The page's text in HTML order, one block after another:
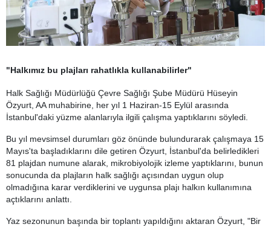
"Halkımız bu plajları rahatlıkla kullanabilirler"
Halk Sağlığı Müdürlüğü Çevre Sağlığı Şube Müdürü Hüseyin
Özyurt, AA muhabirine, her yıl 1 Haziran-15 Eylül arasında
İstanbul'daki yüzme alanlarıyla ilgili çalışma yaptıklarını söyledi.
Bu yıl mevsimsel durumları göz önünde bulundurarak çalışmaya 15
Mayıs'ta başladıklarını dile getiren Özyurt, İstanbul'da belirledikleri
81 plajdan numune alarak, mikrobiyolojik izleme yaptıklarını, bunun
sonucunda da plajların halk sağlığı açısından uygun olup
olmadığına karar verdiklerini ve uygunsa plajı halkın kullanımına
açtıklarını anlattı.
Yaz sezonunun başında bir toplantı yapıldığını aktaran Özyurt, "Bir